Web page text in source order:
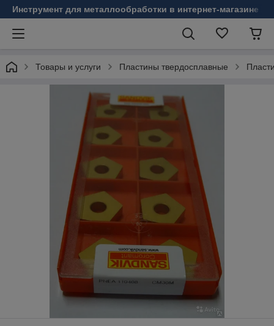
Инструмент для металлообработки в интернет-магазине
Товары и услуги Пластины твердосплавные